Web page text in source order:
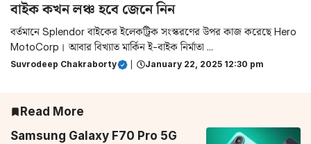
বাইক কখন লঞ্চ হবে জেনে নিন
বর্তমানে Splendor বাইকের ইলেকট্রিক সংস্করণের উপর কাজ করেছে Hero
MotoCorp। আবার বিখ্যাত মার্কিন ই-বাইক নির্মাতা ...
Suvrodeep Chakraborty January 22, 2025 12:30 pm
Read More
Samsung Galaxy F70 Pro 5G